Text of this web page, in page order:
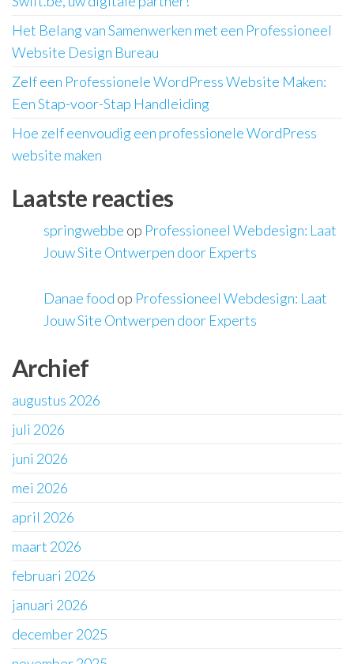
Het Belang van Samenwerken met een Professioneel
Website Design Bureau
Zelf een Professionele WordPress Website Maken:
Een Stap-voor-Stap Handleiding
Hoe zelf eenvoudig een professionele WordPress
website maken
Laatste reacties
springwebbe op Professioneel Webdesign: Laat
Jouw Site Ontwerpen door Experts
Danae food op Professioneel Webdesign: Laat
Jouw Site Ontwerpen door Experts
Archief
augustus 2026
juli 2026
juni 2026
mei 2026
april 2026
maart 2026
februari 2026
januari 2026
december 2025